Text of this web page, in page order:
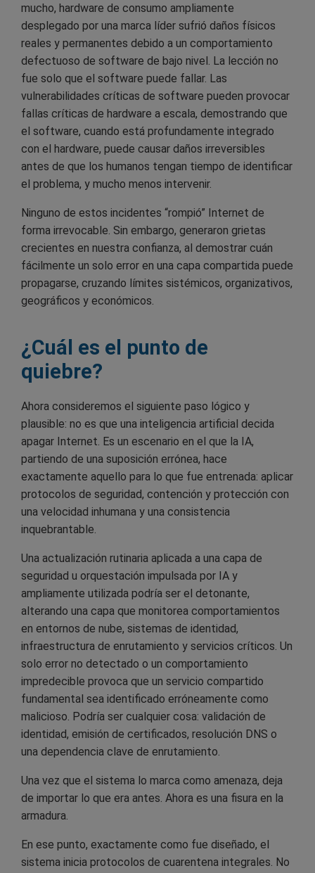
mucho, hardware de consumo ampliamente
desplegado por una marca líder sufrió daños físicos
reales y permanentes debido a un comportamiento
defectuoso de software de bajo nivel. La lección no
fue solo que el software puede fallar. Las
vulnerabilidades críticas de software pueden provocar
fallas críticas de hardware a escala, demostrando que
el software, cuando está profundamente integrado
con el hardware, puede causar daños irreversibles
antes de que los humanos tengan tiempo de identificar
el problema, y mucho menos intervenir.
Ninguno de estos incidentes “rompió” Internet de
forma irrevocable. Sin embargo, generaron grietas
crecientes en nuestra confianza, al demostrar cuán
fácilmente un solo error en una capa compartida puede
propagarse, cruzando límites sistémicos, organizativos,
geográficos y económicos.
¿Cuál es el punto de
quiebre?
Ahora consideremos el siguiente paso lógico y
plausible: no es que una inteligencia artificial decida
apagar Internet. Es un escenario en el que la IA,
partiendo de una suposición errónea, hace
exactamente aquello para lo que fue entrenada: aplicar
protocolos de seguridad, contención y protección con
una velocidad inhumana y una consistencia
inquebrantable.
Una actualización rutinaria aplicada a una capa de
seguridad u orquestación impulsada por IA y
ampliamente utilizada podría ser el detonante,
alterando una capa que monitorea comportamientos
en entornos de nube, sistemas de identidad,
infraestructura de enrutamiento y servicios críticos. Un
solo error no detectado o un comportamiento
impredecible provoca que un servicio compartido
fundamental sea identificado erróneamente como
malicioso. Podría ser cualquier cosa: validación de
identidad, emisión de certificados, resolución DNS o
una dependencia clave de enrutamiento.
Una vez que el sistema lo marca como amenaza, deja
de importar lo que era antes. Ahora es una fisura en la
armadura.
En ese punto, exactamente como fue diseñado, el
sistema inicia protocolos de cuarentena integrales. No